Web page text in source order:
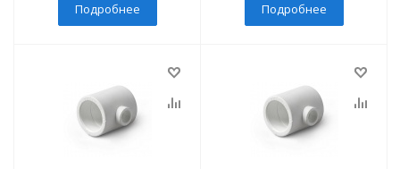
Подробнее Подробнее